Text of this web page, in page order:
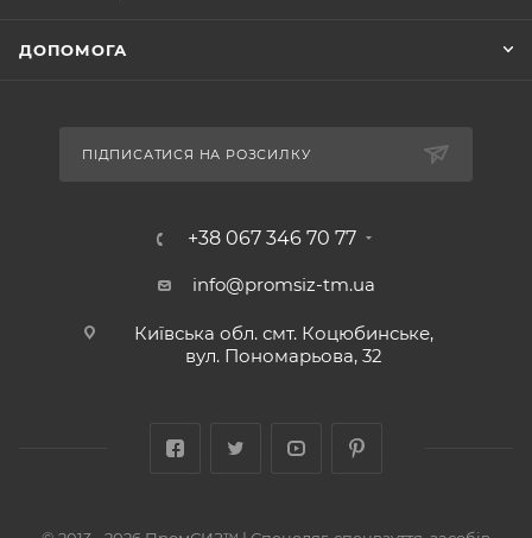
ДОПОМОГА
ПІДПИСАТИСЯ НА РОЗСИЛКУ
+38 067 346 70 77
info@promsiz-tm.ua
Київська обл. смт. Коцюбинське,
вул. Пономарьова, 32